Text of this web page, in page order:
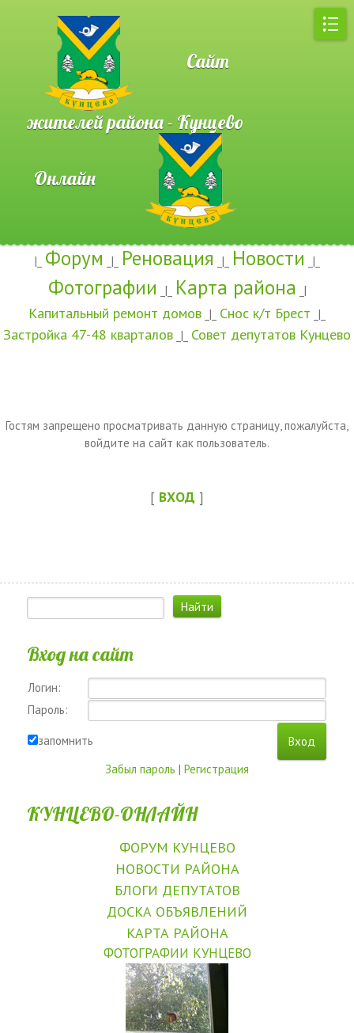
Сайт
жителей района - Кунцево
Онлайн
|_ Форум _|_ Реновация _|_ Новости _|_
Фотографии _|_ Карта района _|
Капитальный ремонт домов _|_ Снос к/т Брест _|_
Застройка 47-48 кварталов _|_ Совет депутатов Кунцево
Гостям запрещено просматривать данную страницу, пожалуйста,
войдите на сайт как пользователь.
[ ВХОД ]
Вход на сайт
Логин:
Пароль:
запомнить
Забыл пароль | Регистрация
КУНЦЕВО-ОНЛАЙН
ФОРУМ КУНЦЕВО
НОВОСТИ РАЙОНА
БЛОГИ ДЕПУТАТОВ
ДОСКА ОБЪЯВЛЕНИЙ
КАРТА РАЙОНА
ФОТОГРАФИИ КУНЦЕВО